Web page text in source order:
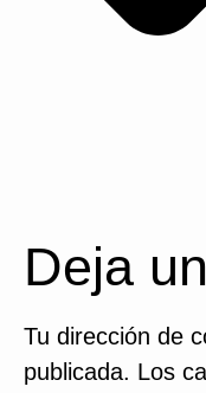
Deja
Tu dirección de
publicada. Los